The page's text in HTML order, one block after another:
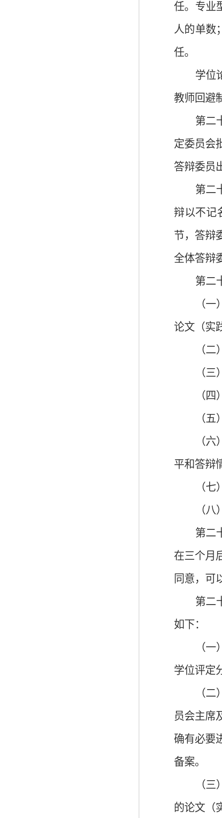
任。专业
人的单数
任。
学位
教师回避
第二
定委员会
答辩委员
第二
辩以不记
节，答辩
全体答辩
第二
（
论文（实
（
（
（
（
（
平和答辩
（
（
第二
在三个月
同意，可
第二
如下：
（
学位评定
（
员会主席
确有必要
备案。
（
的论文（